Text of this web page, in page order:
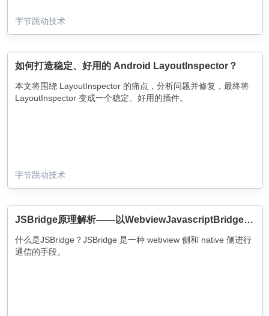
字节跳动技术
如何打造稳定、好用的 Android LayoutInspector？
本文将围绕 LayoutInspector 的痛点，分析问题并修复，最终将
LayoutInspector 变成一个稳定、好用的插件。
字节跳动技术
JSBridge原理解析——以WebviewJavascriptBridge实现方式为例
什么是JSBridge？JSBridge 是一种 webview 侧和 native 侧进行
通信的手段。